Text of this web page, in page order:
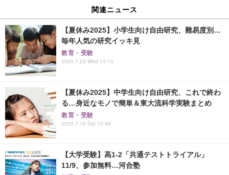
関連ニュース
【夏休み2025】小学生向け自由研究、難易度別…
毎年人気の研究イッキ見
教育・受験
2025.7.23 Wed 13:15
【夏休み2025】中学生向け自由研究、これで終わ
る…身近なモノで簡単＆東大流科学実験まとめ
教育・受験
2025.7.19 Sat 10:46
【大学受験】高1-2「共通テストトライアル」
11/9、参加無料…河合塾